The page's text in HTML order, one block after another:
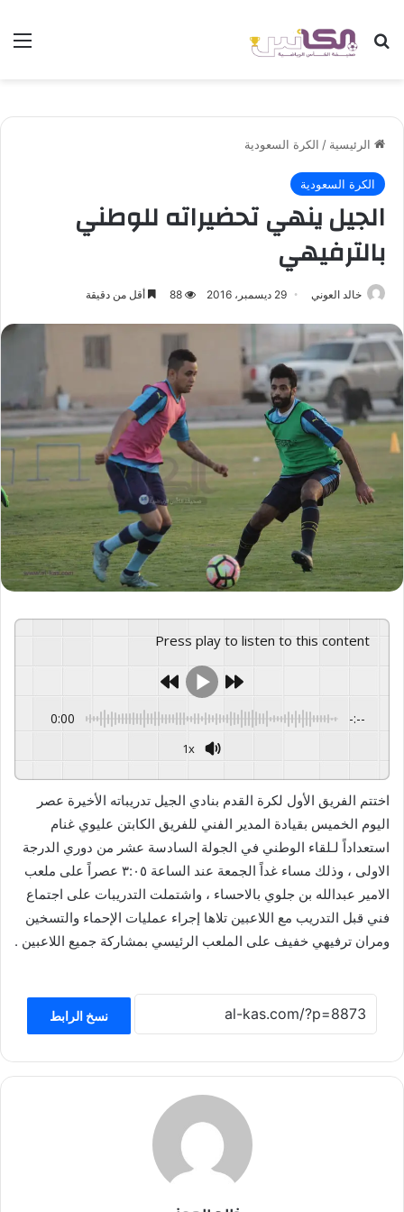
بحث عن
الرئيسية / الكرة السعودية
الكرة السعودية
الجيل ينهي تحضيراته للوطني
بالترفيهي
خالد العوني 29 ديسمبر، 2016 88 أقل من دقيقة
Press play to listen to this content
0:00 -:--
1x
اختتم الفريق الأول لكرة القدم بنادي الجيل تدريباته الأخيرة عصر
اليوم الخميس بقيادة المدير الفني للفريق الكابتن عليوي غنام
استعداداً لـلقاء الوطني في الجولة السادسة عشر من دوري الدرجة
الاولى ، وذلك مساء غداً الجمعة عند الساعة ٣:٠٥ عصراً على ملعب
الامير عبدالله بن جلوي بالاحساء ، واشتملت التدريبات على اجتماع
فني قبل التدريب مع اللاعبين تلاها إجراء عمليات الإحماء والتسخين
ومران ترفيهي خفيف على الملعب الرئيسي بمشاركة جميع اللاعبين .
نسخ الرابط